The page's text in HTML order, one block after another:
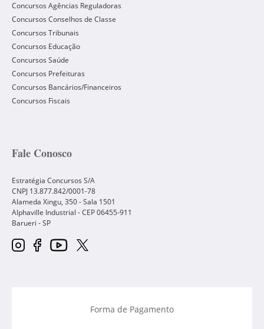
Concursos Agências Reguladoras
Concursos Conselhos de Classe
Concursos Tribunais
Concursos Educação
Concursos Saúde
Concursos Prefeituras
Concursos Bancários/Financeiros
Concursos Fiscais
Fale Conosco
Estratégia Concursos S/A
CNPJ 13.877.842/0001-78
Alameda Xingu, 350 - Sala 1501
Alphaville Industrial - CEP06455-911
Barueri -SP
Forma de Pagamento